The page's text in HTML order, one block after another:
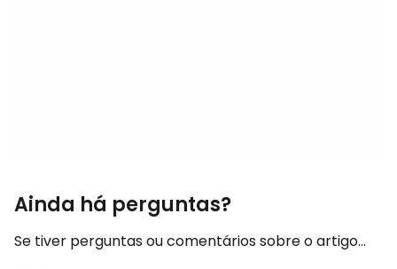
Ainda há perguntas?
Se tiver perguntas ou comentários sobre o artigo...